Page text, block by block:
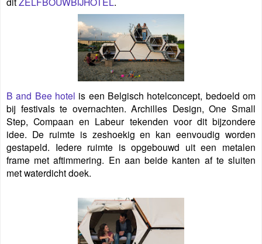
B and Bee hotel is een Belgisch hotelconcept, bedoeld om
bij festivals te overnachten. Archilles Design, One Small
Step, Compaan en Labeur tekenden voor dit bijzondere
idee. De ruimte is zeshoekig en kan eenvoudig worden
gestapeld. Iedere ruimte is opgebouwd uit een metalen
frame met aftimmering. En aan beide kanten af te sluiten
met waterdicht doek.